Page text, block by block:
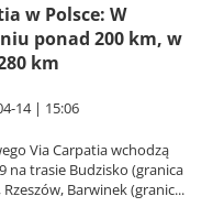
w Polsce: W
ponad 200 km, w
km
14 | 15:06
Via Carpatia wchodzą
na trasie Budzisko (granica
Rzeszów, Barwinek (granic...